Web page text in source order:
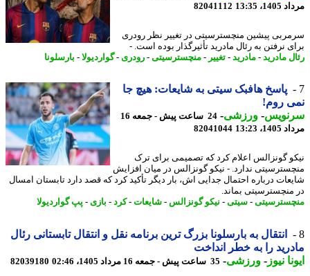
13:35
82041112
پیشین منچسترسیتی در تغییر نظر رودری
نرفتن به رئال مادرید تأثیرگذار بوده است. -
مادرید- مادرید- تغییر-منچسترسیتی-رودری- گواردیولا -بارسلونا
پاسخ هافبک سیتی به شایعات: هیچ جا
روم!
-ورزشی-
24 ساعت پیش - جمعه 16
13:23
82041044
گونزالس اعلام کرد که تصمیمی برای ترک
ندارد. - نیکو گونزالس در میان افزایش
درباره احتمال جدایی اش، بار دیگر تأکید کرد که قصد دارد تابستان امسال
بماند.
-سیتی-نیکو گونزالس -شایعات-کرد-بازی - پپ گواردیولا
انتقال به بارسلونا بزرگ ترین برنامه نقل و انتقال تابستانی رئال
را به خطر انداخت
نیوز-ورزشی-35 ساعت پیش - جمعه 16 مرداد 1405، 02:46 82039180